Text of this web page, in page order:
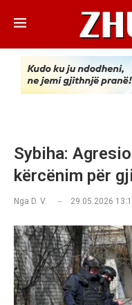
Sybiha:
kërcënim për
Nga D. V. 29.05.2026